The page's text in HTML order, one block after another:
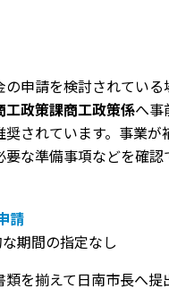
の申請を検討されている
工政策課商工政策係へ事
奨されています。事業が
要な準備事項などを確認
請
期間の指定なし
を揃えて日南市長へ提